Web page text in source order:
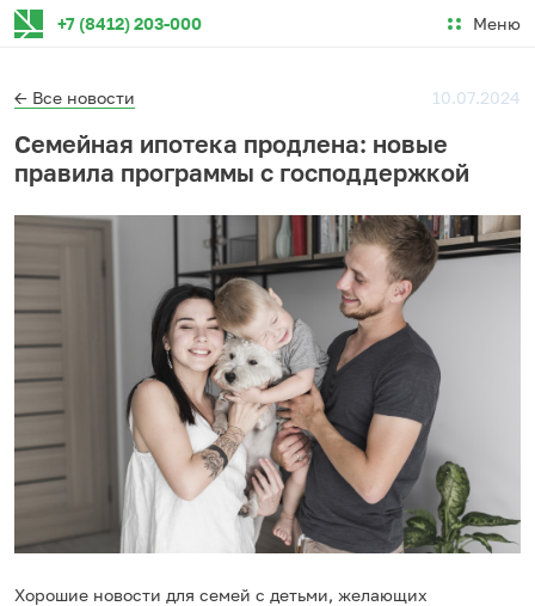
+7 (8412) 203-000 Меню
← Все новости 10.07.2024
Семейная ипотека продлена: новые
правила программы с господдержкой
Хорошие новости для семей с детьми, желающих